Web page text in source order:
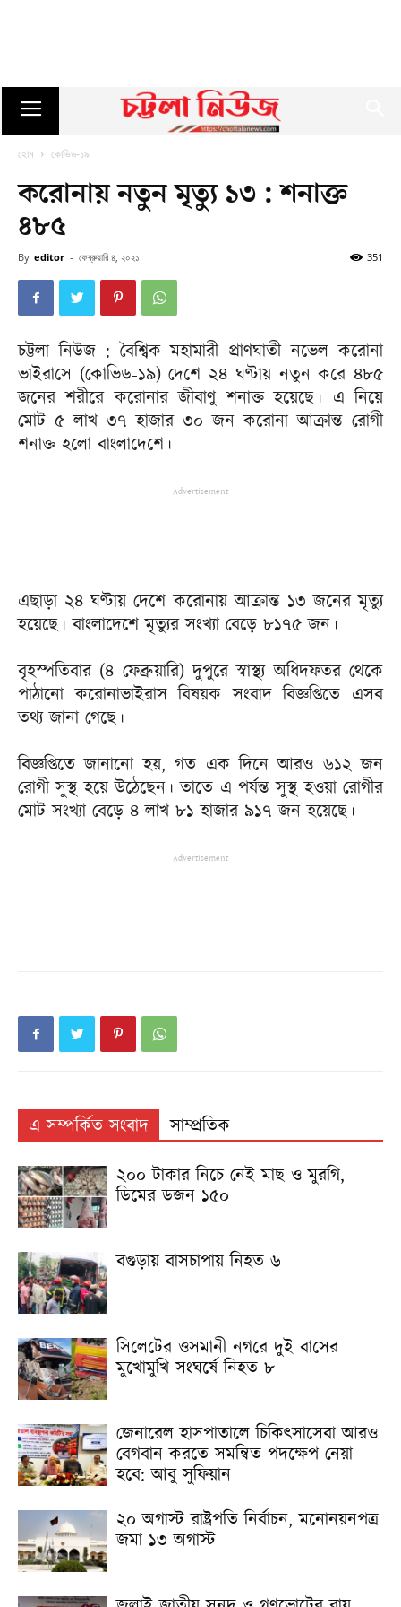
হোম কোভিড-১৯
করোনায় নতুন মৃত্যু ১৩ : শনাক্ত
৪৮৫
By editor - ফেব্রুয়ারি ৪, ২০২১ 351
চট্টলা নিউজ : বৈশ্বিক মহামারী প্রাণঘাতী নভেল করোনা
ভাইরাসে (কোভিড-১৯) দেশে ২৪ ঘণ্টায় নতুন করে ৪৮৫
জনের শরীরে করোনার জীবাণু শনাক্ত হয়েছে। এ নিয়ে
মোট ৫ লাখ ৩৭ হাজার ৩০ জন করোনা আক্রান্ত রোগী
শনাক্ত হলো বাংলাদেশে।
Advertisement
এছাড়া ২৪ ঘণ্টায় দেশে করোনায় আক্রান্ত ১৩ জনের মৃত্যু
হয়েছে। বাংলাদেশে মৃত্যুর সংখ্যা বেড়ে ৮১৭৫ জন।
বৃহস্পতিবার (৪ ফেব্রুয়ারি) দুপুরে স্বাস্থ্য অধিদফতর থেকে
পাঠানো করোনাভাইরাস বিষয়ক সংবাদ বিজ্ঞপ্তিতে এসব
তথ্য জানা গেছে।
বিজ্ঞপ্তিতে জানানো হয়, গত এক দিনে আরও ৬১২ জন
রোগী সুস্থ হয়ে উঠেছেন। তাতে এ পর্যন্ত সুস্থ হওয়া রোগীর
মোট সংখ্যা বেড়ে ৪ লাখ ৮১ হাজার ৯১৭ জন হয়েছে।
Advertisement
এ সম্পর্কিত সংবাদ
সাম্প্রতিক
২০০ টাকার নিচে নেই মাছ ও মুরগি,
ডিমের ডজন ১৫০
বগুড়ায় বাসচাপায় নিহত ৬
সিলেটের ওসমানী নগরে দুই বাসের
মুখোমুখি সংঘর্ষে নিহত ৮
জেনারেল হাসপাতালে চিকিৎসাসেবা আরও
বেগবান করতে সমন্বিত পদক্ষেপ নেয়া
হবে: আবু সুফিয়ান
২০ অগাস্ট রাষ্ট্রপতি নির্বাচন, মনোনয়নপত্র
জমা ১৩ অগাস্ট